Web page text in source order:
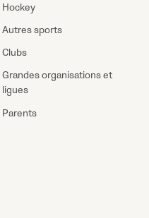
Hockey
Autres sports
Clubs
Grandes organisations et
ligues
Parents